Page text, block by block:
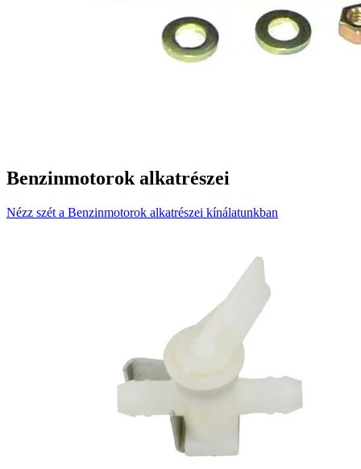
Benzinmotorok alkatrészei
Nézz szét a Benzinmotorok alkatrészei kínálatunkban